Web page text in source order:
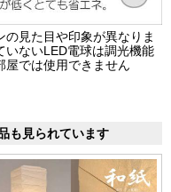
見た目や印象が異なりま
いないLED電球は調光機能
屋では使用できません
も見られています